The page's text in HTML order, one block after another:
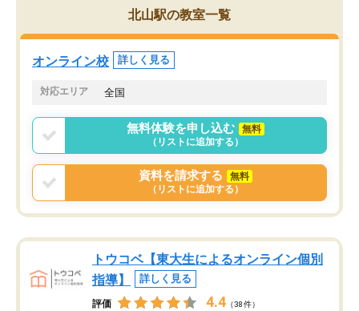
がら頑張って欲しいと思います！
北山駅の教室一覧
オンライン校 詳しく見る
対応エリア 全国
無料体験を申し込む
無料
（リストに追加する）
資料を請求する
無料
（リストに追加する）
トウコベ【東大生によるオンライン個別
指導】
詳しく見る
評価 4.4 （38件）